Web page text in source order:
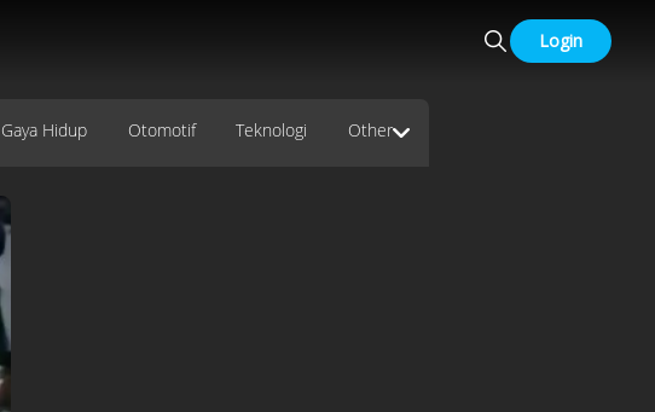
Login
Gaya Hidup Otomotif Teknologi Other